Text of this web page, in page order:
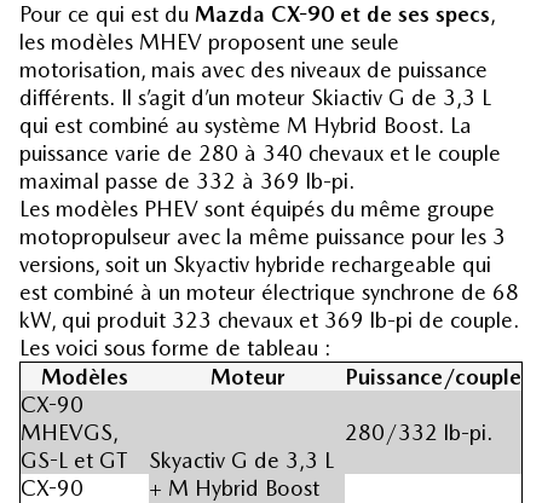
Pour ce qui est du Mazda CX-90 et de ses specs,
les modèles MHEV proposent une seule
motorisation, mais avec des niveaux de puissance
différents. Il s’agit d’un moteur Skiactiv G de 3,3 L
qui est combiné au système M Hybrid Boost. La
puissance varie de 280 à 340 chevaux et le couple
maximal passe de 332 à 369 lb-pi.
Les modèles PHEV sont équipés du même groupe
motopropulseur avec la même puissance pour les 3
versions, soit un Skyactiv hybride rechargeable qui
est combiné à un moteur électrique synchrone de 68
kW, qui produit 323 chevaux et 369 lb-pi de couple.
Les voici sous forme de tableau :
Modèles
Moteur
Puissance/couple
CX-90
MHEVGS,
GS-L et GT
Skyactiv G de 3,3 L
+ M Hybrid Boost
280/332 lb-pi.
CX-90